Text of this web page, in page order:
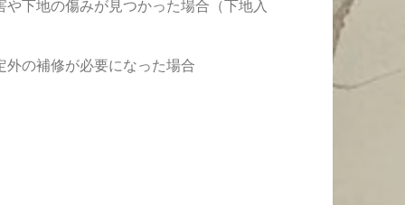
や下地の傷みが見つかった場合（下地入
外の補修が必要になった場合